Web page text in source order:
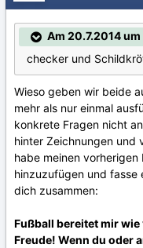
Am 20.7.2014
checker und
Wieso geben wir beide
mehr als nur einmal
konkrete Fragen nicht
hinter Zeichnungen und
habe meinen
hinzuzufügen und fasse
dich zusammen:
Fußball bereitet mir
Freude! Wenn du oder